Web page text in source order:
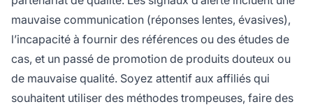
mauvaise communication (réponses lentes, évasives),
l’incapacité à fournir des références ou des études de
cas, et un passé de promotion de produits douteux ou
de mauvaise qualité. Soyez attentif aux affiliés qui
souhaitent utiliser des méthodes trompeuses, faire des